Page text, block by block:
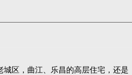
区，曲江、乐昌的高层住宅，还是